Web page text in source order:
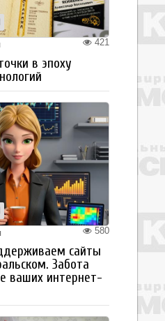
421
в эпоху
580
сайты
Забота
ваших интернет-